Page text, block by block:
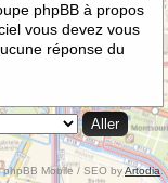
phpBB à propos
vous devez vous
réponse du
phpBB Mobile / SEO byArtodia.